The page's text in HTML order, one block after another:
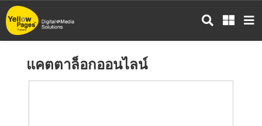
ข้าม
ไป
แคตตาล็อกออนไลน์